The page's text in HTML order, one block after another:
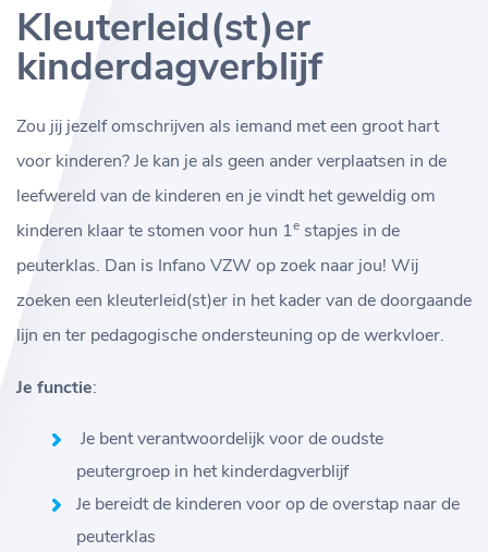
Kleuterleid(st)er
kinderdagverblijf
Zou jij jezelf omschrijven als iemand met een groot hart
voor kinderen? Je kan je als geen ander verplaatsen in de
leefwereld van de kinderen en je vindt het geweldig om
kinderen klaar te stomen voor hun 1e stapjes in de
peuterklas. Dan is Infano VZW op zoek naar jou! Wij
zoeken een kleuterleid(st)er in het kader van de doorgaande
lijn en ter pedagogische ondersteuning op de werkvloer.
Je functie:
Je bent verantwoordelijk voor de oudste
peutergroep in het kinderdagverblijf
Je bereidt de kinderen voor op de overstap naar de
peuterklas